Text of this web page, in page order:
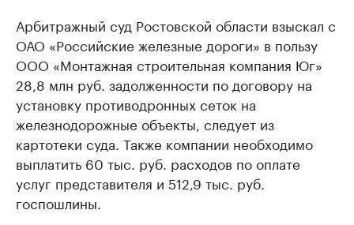
Арбитражный суд Ростовской области взыскал с
ОАО «Российские железные дороги» в пользу
ООО «Монтажная строительная компания Юг»
28,8 млн руб. задолженности по договору на
установку противодронных сеток на
железнодорожные объекты, следует из
картотеки суда. Также компании необходимо
выплатить 60 тыс. руб. расходов по оплате
услуг представителя и 512,9 тыс. руб.
госпошлины.